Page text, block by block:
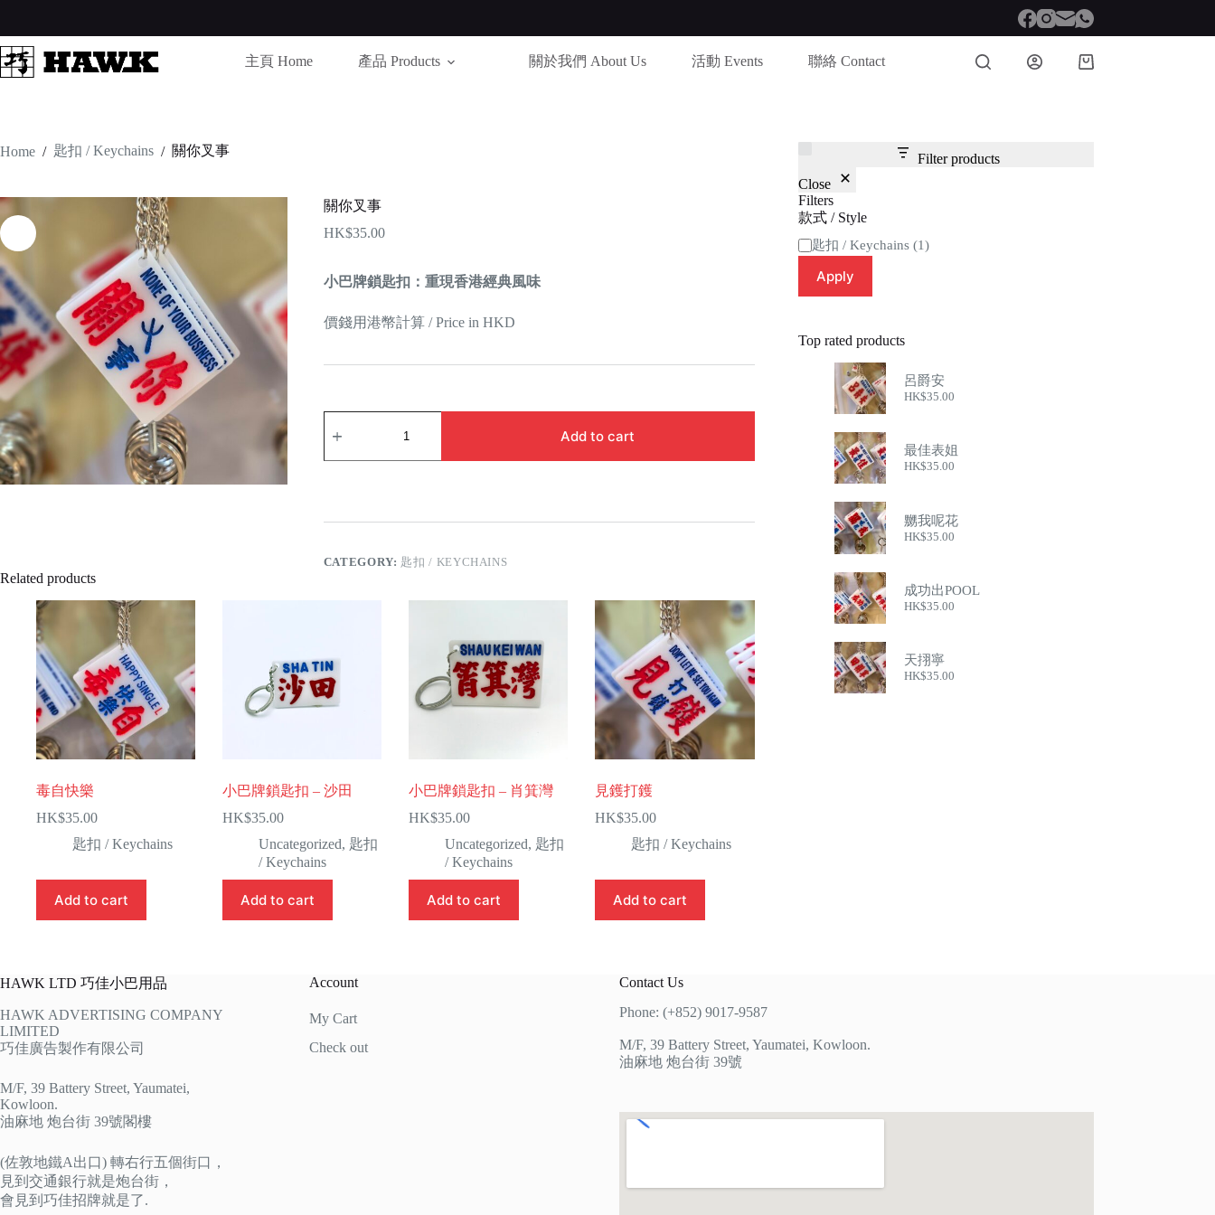
content
主頁 Home
產品 Products 關於我們 About Us 活動 Events 聯絡 Contact
Shopping
Home / 匙扣 / Keychains / 關你叉事
關你叉事
HK$35.00
小巴牌鎖匙扣：重現香港經典風味
價錢用港幣計算 / Price in HKD
你
Add to cart
CATEGORY: 匙扣 / KEYCHAINS
Related products
毒自快樂
HK$35.00
匙扣 / Keychains
Add to cart
小巴牌鎖匙扣 – 沙田
HK$35.00
Uncategorized, 匙扣
/ Keychains
Add to cart
小巴牌鎖匙扣 – 肖箕灣
HK$35.00
Uncategorized, 匙扣
/ Keychains
Add to cart
見鑊打鑊
HK$35.00
匙扣 / Keychains
Add to cart
Filter products
Close
Filters
款式 / Style
Category
匙扣 / Keychains(1)
Apply
Top rated products
呂爵安
HK$35.00
最佳表姐
HK$35.00
嬲我呢花
HK$35.00
成功出POOL
HK$35.00
天挧寧
HK$35.00
HAWK LTD 巧佳小巴用品
HAWK ADVERTISING COMPANY
LIMITED
巧佳廣告製作有限公司
M/F, 39 Battery Street, Yaumatei,
Kowloon.
油麻地 炮台街 39號閣樓
(佐敦地鐵A出口) 轉右行五個街口，
見到交通銀行就是炮台街，
會見到巧佳招牌就是了.
Account
My Cart
Check out
Contact Us
Phone: (+852) 9017-9587
M/F, 39 Battery Street, Yaumatei, Kowloon.
油麻地 炮台街 39號